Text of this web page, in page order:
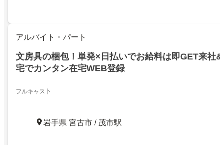
アルバイト・パート
文房具の梱包！単発×日払いでお給料は即GET来社
宅でカンタン在宅WEB登録
フルキャス卜
岩手県 宮古市 / 茂市駅